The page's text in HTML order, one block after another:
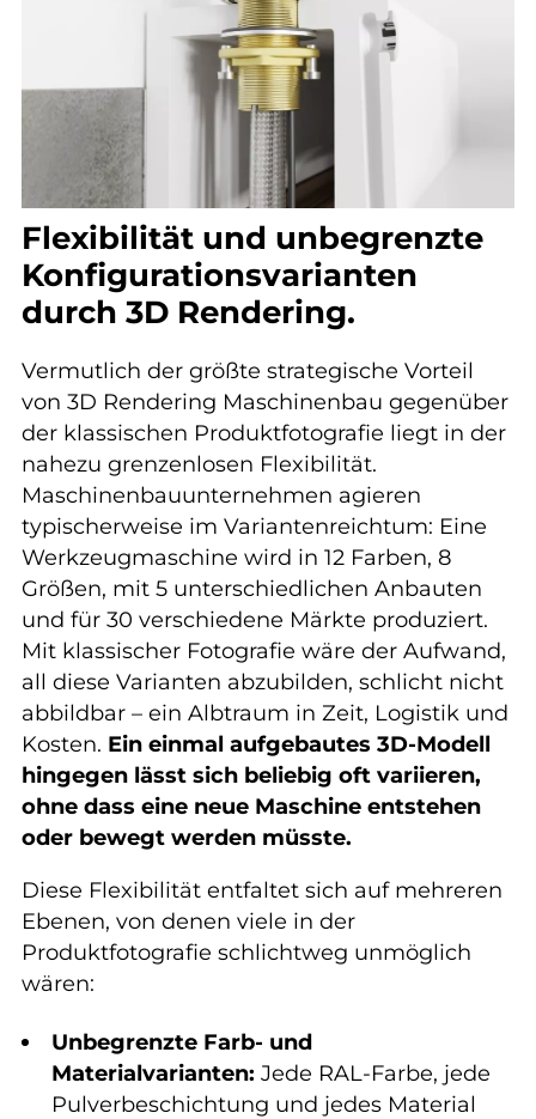
Flexibilität und unbegrenzte
Konfigurationsvarianten
durch 3D Rendering.
Vermutlich der größte strategische Vorteil
von 3D Rendering Maschinenbau gegenüber
der klassischen Produktfotografie liegt in der
nahezu grenzenlosen Flexibilität.
Maschinenbauunternehmen agieren
typischerweise im Variantenreichtum: Eine
Werkzeugmaschine wird in 12 Farben, 8
Größen, mit 5 unterschiedlichen Anbauten
und für 30 verschiedene Märkte produziert.
Mit klassischer Fotografie wäre der Aufwand,
all diese Varianten abzubilden, schlicht nicht
abbildbar – ein Albtraum in Zeit, Logistik und
Kosten. Ein einmal aufgebautes 3D-Modell
hingegen lässt sich beliebig oft variieren,
ohne dass eine neue Maschine entstehen
oder bewegt werden müsste.
Diese Flexibilität entfaltet sich auf mehreren
Ebenen, von denen viele in der
Produktfotografie schlichtweg unmöglich
wären:
Unbegrenzte Farb- und
Materialvarianten: Jede RAL-Farbe, jede
Pulverbeschichtung und jedes Material